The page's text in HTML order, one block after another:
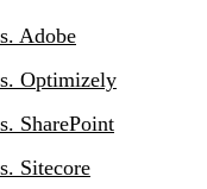
Adobe
Optimizely
SharePoint
Sitecore